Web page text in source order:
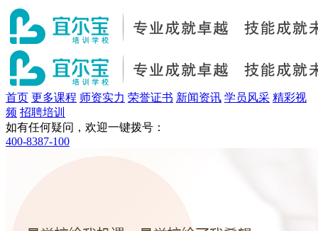
首页 更多课程 师资实力 荣誉证书 新闻资讯 学员风采 精彩视
频 招聘培训
如有任何疑问，欢迎一键拨号：
400-8387-100